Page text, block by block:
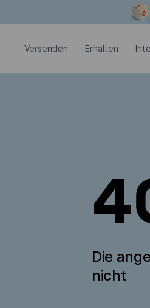
Versenden Erhalten
Die
nicht
Modales Fenster ist geöffnet